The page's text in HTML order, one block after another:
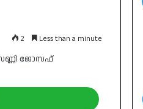
2 Less than a minute